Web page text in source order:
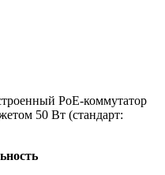
PoE-коммутатор
50 Вт (стандарт: